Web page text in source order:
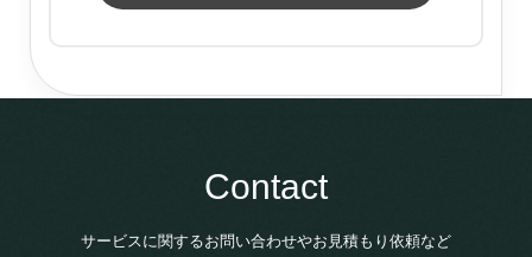
Contact
サービスに関するお問い合わせやお見積もり依頼など